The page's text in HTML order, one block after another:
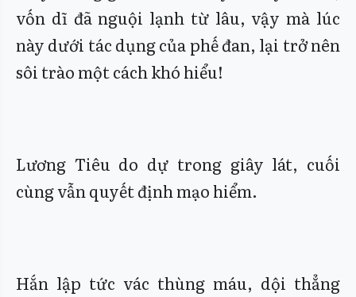
vốn dĩ đã nguội lạnh từ lâu, vậy mà lúc
này dưới tác dụng của phế đan, lại trở nên
sôi trào một cách khó hiểu!
Lương Tiêu do dự trong giây lát, cuối
cùng vẫn quyết định mạo hiểm.
Hắn lập tức vác thùng máu, dội thẳng